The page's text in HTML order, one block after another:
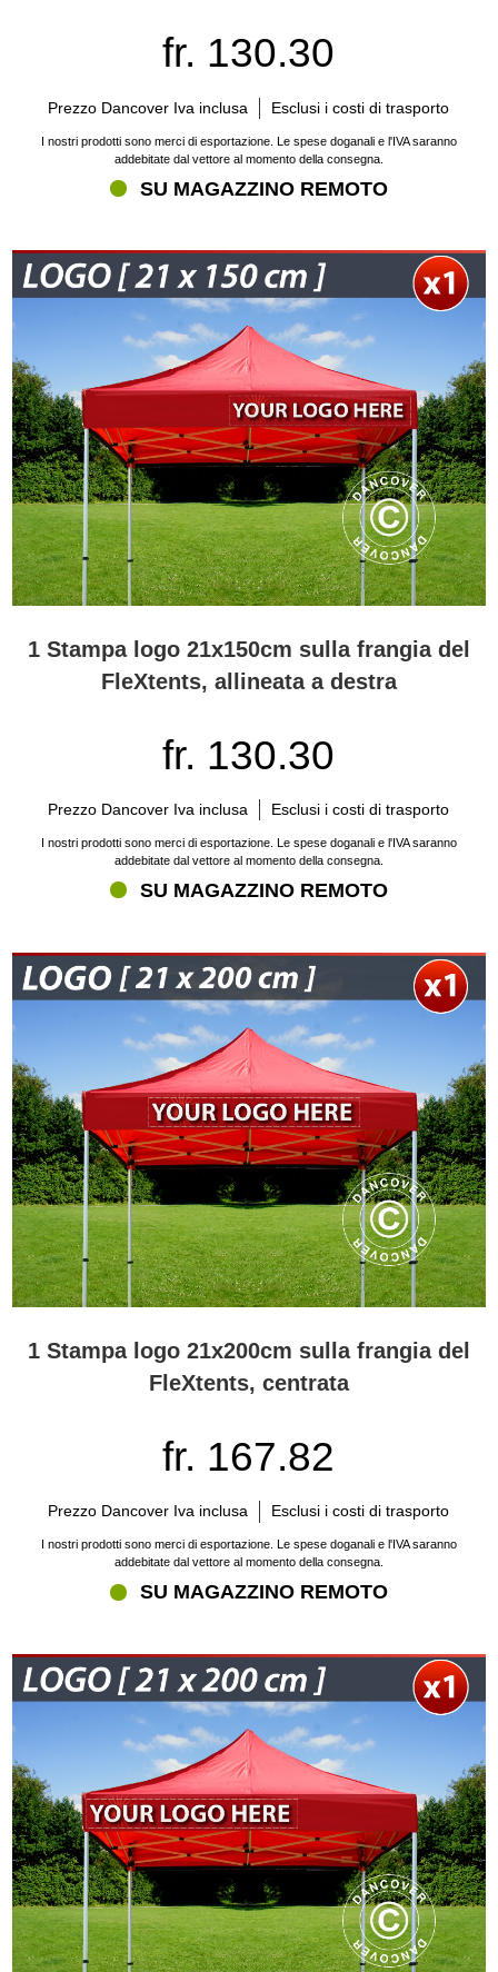
fr. 130.30
Prezzo Dancover Iva inclusa Esclusi i costi di trasporto
I nostri prodotti sono merci di esportazione. Le spese doganali e l'IVA saranno
addebitate dal vettore al momento della consegna.
SU MAGAZZINO REMOTO
1 Stampa logo 21x150cm sulla frangia del
FleXtents, allineata a destra
fr. 130.30
Prezzo Dancover Iva inclusa Esclusi i costi di trasporto
I nostri prodotti sono merci di esportazione. Le spese doganali e l'IVA saranno
addebitate dal vettore al momento della consegna.
SU MAGAZZINO REMOTO
1 Stampa logo 21x200cm sulla frangia del
FleXtents, centrata
fr. 167.82
Prezzo Dancover Iva inclusa Esclusi i costi di trasporto
I nostri prodotti sono merci di esportazione. Le spese doganali e l'IVA saranno
addebitate dal vettore al momento della consegna.
SU MAGAZZINO REMOTO